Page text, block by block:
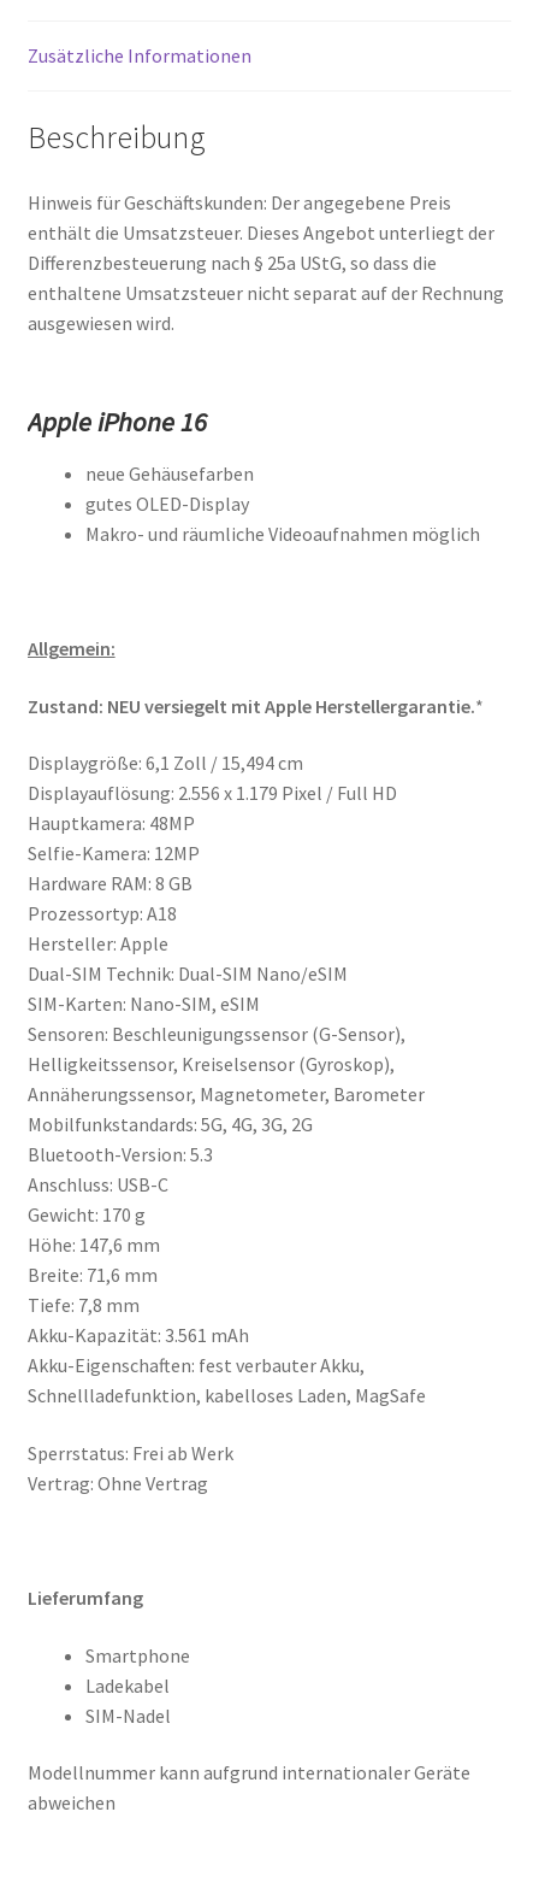
Zusätzliche Informationen
Beschreibung
Hinweis für Geschäftskunden: Der angegebene Preis
enthält die Umsatzsteuer. Dieses Angebot unterliegt der
Differenzbesteuerung nach § 25a UStG, so dass die
enthaltene Umsatzsteuer nicht separat auf der Rechnung
ausgewiesen wird.
Apple iPhone 16
neue Gehäusefarben
gutes OLED-Display
Makro- und räumliche Videoaufnahmen möglich
Allgemein:
Zustand: NEU versiegelt mit Apple Herstellergarantie.*
Displaygröße: 6,1 Zoll / 15,494 cm
Displayauflösung: 2.556 x 1.179 Pixel / Full HD
Hauptkamera: 48MP
Selfie-Kamera: 12MP
Hardware RAM: 8 GB
Prozessortyp: A18
Hersteller: Apple
Dual-SIM Technik: Dual-SIM Nano/eSIM
SIM-Karten: Nano-SIM, eSIM
Sensoren: Beschleunigungssensor (G-Sensor),
Helligkeitssensor, Kreiselsensor (Gyroskop),
Annäherungssensor, Magnetometer, Barometer
Mobilfunkstandards: 5G, 4G, 3G, 2G
Bluetooth-Version: 5.3
Anschluss: USB-C
Gewicht: 170 g
Höhe: 147,6 mm
Breite: 71,6 mm
Tiefe: 7,8 mm
Akku-Kapazität: 3.561 mAh
Akku-Eigenschaften: fest verbauter Akku,
Schnellladefunktion, kabelloses Laden, MagSafe
Sperrstatus: Frei ab Werk
Vertrag: Ohne Vertrag
Lieferumfang
Smartphone
Ladekabel
SIM-Nadel
Modellnummer kann aufgrund internationaler Geräte
abweichen